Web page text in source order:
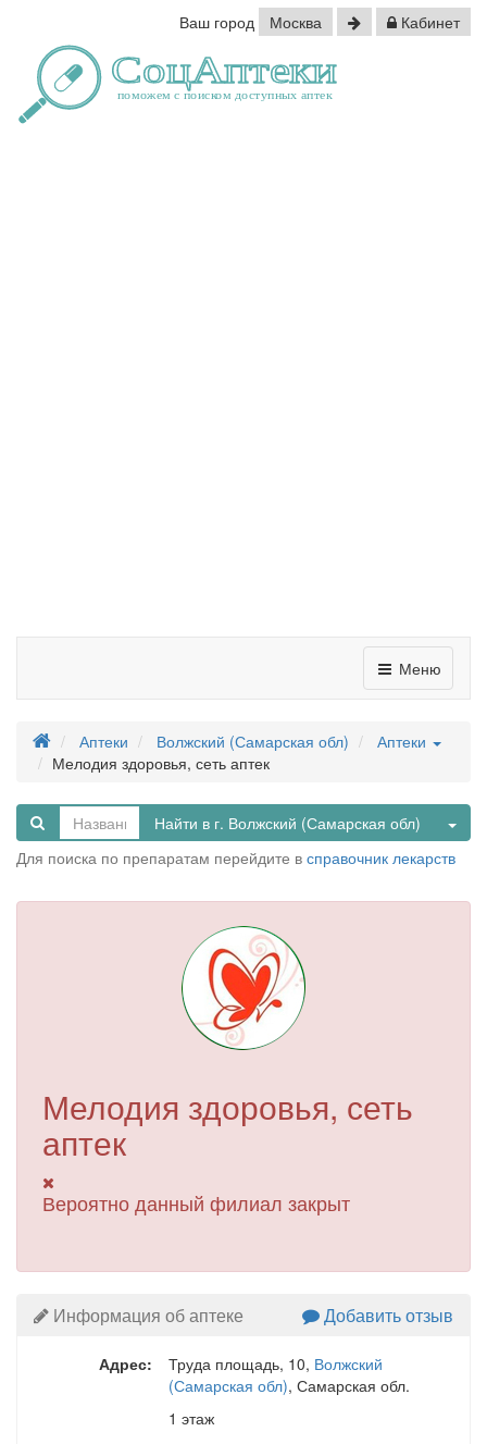
Ваш город Москва Кабинет
Меню
Аптеки Волжский (Самарская обл)
Аптеки
Мелодия здоровья, сеть аптек
Найти в г. Волжский (Самарская обл)
Для поиска по препаратам перейдите в справочник лекарств
Мелодия здоровья, сеть
аптек
Вероятно данный филиал закрыт
Информация об аптеке Добавить отзыв
Адрес: Труда площадь, 10, Волжский
(Самарская обл), Самарская обл.
1 этаж